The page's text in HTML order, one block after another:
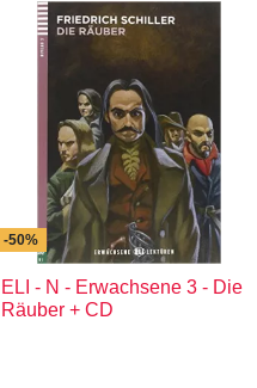
-50%
ELI - N - Erwachsene 3 - Die
Räuber + CD